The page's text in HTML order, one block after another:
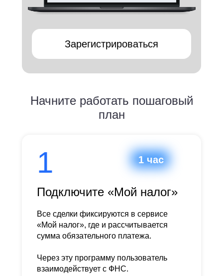
Зарегистрироваться
Начните работать пошаговый
план
1
Подключите «Мой налог»
Все сделки фиксируются в сервисе
«Мой налог», где и рассчитывается
сумма обязательного платежа.
Через эту программу пользователь
взаимодействует с ФНС.
1 час